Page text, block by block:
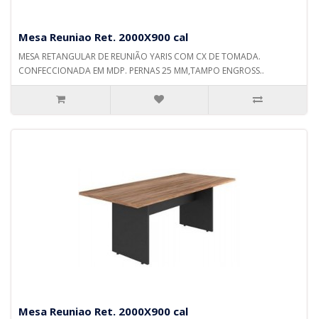
Mesa Reuniao Ret. 2000X900 cal
MESA RETANGULAR DE REUNIÃO YARIS COM CX DE TOMADA.
CONFECCIONADA EM MDP. PERNAS 25 MM,TAMPO ENGROSS..
Mesa Reuniao Ret. 2000X900 cal